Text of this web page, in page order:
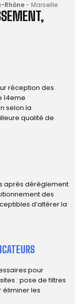
Rhône- Marseille
réception des
14eme
selon la
qualité de
après dérèglement
des
d’altérer la
pour
: pose de filtres
éliminer les